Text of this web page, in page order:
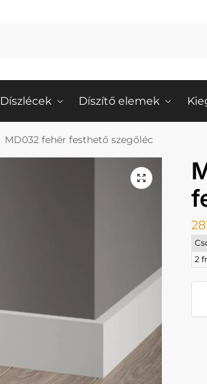
Díszlécek Díszítő elemek
MD032 fehér festhető szegőléc
2